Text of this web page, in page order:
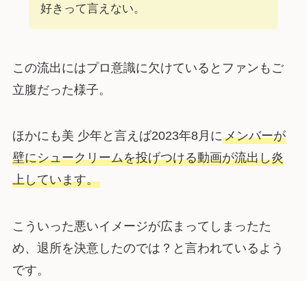
好きって言えない。
この流出にはプロ意識に欠けているとファンもご
立腹だった様子。
ほかにも美 少年と言えば2023年8月にメンバーが
壁にシュークリームを投げつける動画が流出し炎
上しています。
こういった悪いイメージが広まってしまったた
め、退所を決意したのでは？と言われているよう
です。